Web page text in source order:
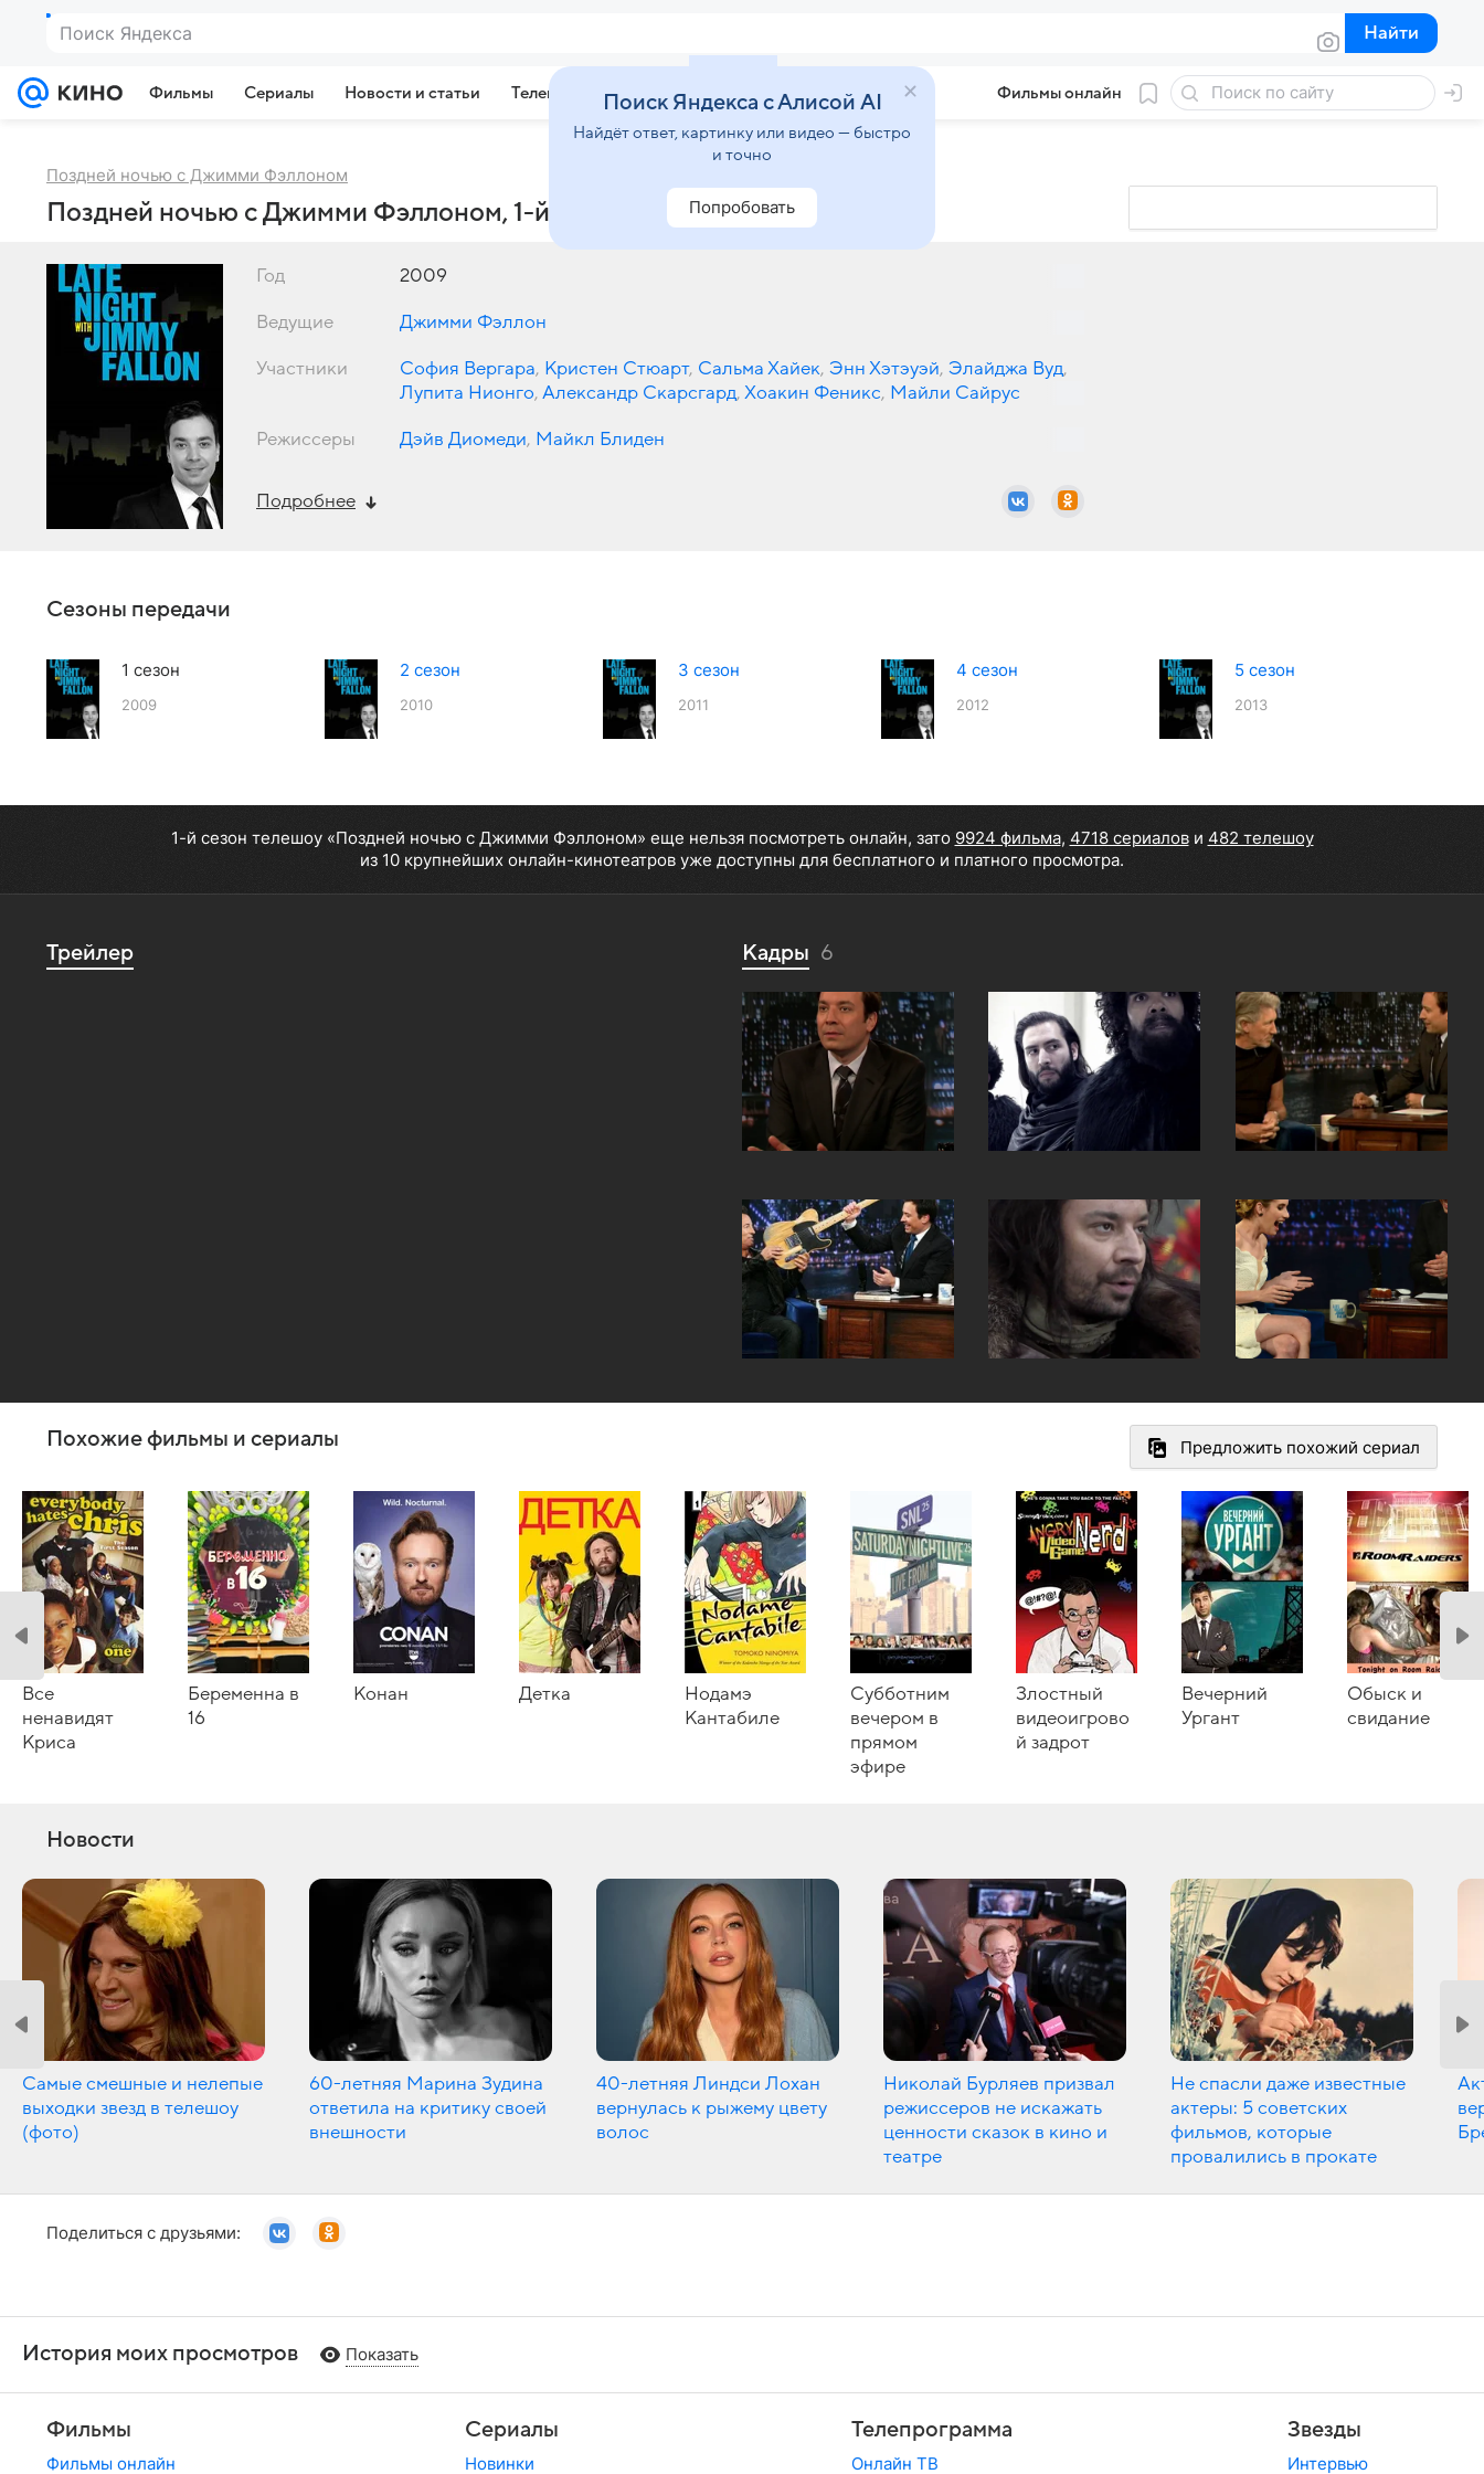
Поиск Яндекса Найти
Найти
Фильмы Сериалы Новости и статьи Телепрограмма Звезды Фильмы онлайн
Поздней ночью с Джимми Фэллоном
Поздней ночью с Джимми Фэллоном, 1-й сезон
Год 2009
Ведущие Джимми Фэллон
Участники София Вергара, Кристен Стюарт, Сальма Хайек, Энн Хэтэуэй, Элайджа Вуд,
Лупита Нионго, Александр Скарсгард, Хоакин Феникс, Майли Сайрус
Режиссеры Дэйв Диомеди, Майкл Блиден
Подробнее
Сезоны передачи
1 сезон
2009
2 сезон
2010
3 сезон
2011
4 сезон
2012
5 сезон
2013
1-й сезон телешоу «Поздней ночью с Джимми Фэллоном» еще нельзя посмотреть онлайн, зато 9924 фильма, 4718 сериалови 482 телешоу
из 10 крупнейших онлайн-кинотеатров уже доступны для бесплатного и платного просмотра.
Трейлер Кадры 6
Предложить похожий сериал
Похожие фильмы и сериалы
Все
ненавидят
Криса
Беременна в
16
Конан Детка
Нодамэ
Кантабиле
Субботним
вечером в
прямом
эфире
Злостный
видеоигрово
й задрот
Вечерний
Ургант
Обыск и
свидание
Новости
Самые смешные и нелепые
выходки звезд в телешоу
(фото)
60-летняя Марина Зудина
ответила на критику своей
внешности
40-летняя Линдси Лохан
вернулась к рыжему цвету
волос
Николай Бурляев призвал
режиссеров не искажать
ценности сказок в кино и
театре
Не спасли даже известные
актеры: 5 советских
фильмов, которые
провалились в прокате
Поделиться с друзьями:
История моих просмотров Показать
Фильмы
Фильмы онлайн
Сериалы
Новинки
Телепрограмма
Онлайн ТВ
Звезды
Интервью
Поиск Яндекса с Алисой AI
Найдёт ответ, картинку или видео — быстро
и точно
Попробовать